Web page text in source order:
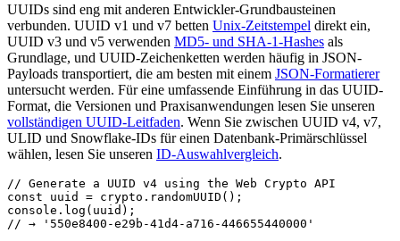
UUIDs sind eng mit anderen Entwickler-Grundbausteinen
verbunden. UUID v1 und v7 betten Unix-Zeitstempel direkt ein,
UUID v3 und v5 verwenden MD5- und SHA-1-Hashes als
Grundlage, und UUID-Zeichenketten werden häufig in JSON-
Payloads transportiert, die am besten mit einem JSON-Formatierer
untersucht werden. Für eine umfassende Einführung in das UUID-
Format, die Versionen und Praxisanwendungen lesen Sie unseren
vollständigen UUID-Leitfaden. Wenn Sie zwischen UUID v4, v7,
ULID und Snowflake-IDs für einen Datenbank-Primärschlüssel
wählen, lesen Sie unseren ID-Auswahlvergleich.
// Generate a UUID v4 using the Web Crypto API
const uuid = crypto.randomUUID();
console.log(uuid);
// → '550e8400-e29b-41d4-a716-446655440000'